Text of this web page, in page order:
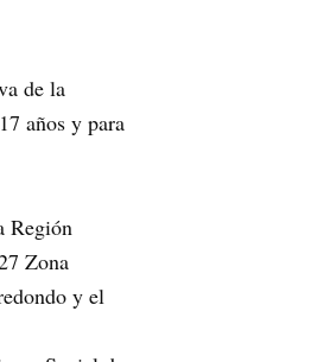
de la
años y para
Región
Zona
y el